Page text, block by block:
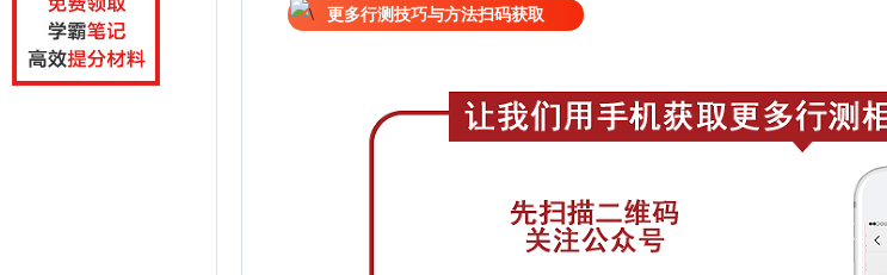
更多行测技巧与方法扫码获取